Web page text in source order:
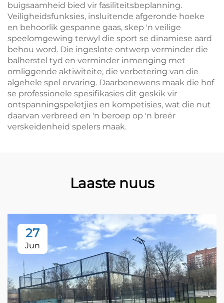
buigsaamheid bied vir fasiliteitsbeplanning.
Veiligheidsfunksies, insluitende afgeronde hoeke
en behoorlik gespanne gaas, skep 'n veilige
speelomgewing terwyl die sport se dinamiese aard
behou word. Die ingeslote ontwerp verminder die
balherstel tyd en verminder inmenging met
omliggende aktiwiteite, die verbetering van die
algehele spel ervaring. Daarbenewens maak die hof
se professionele spesifikasies dit geskik vir
ontspanningspeletjies en kompetisies, wat die nut
daarvan verbreed en 'n beroep op 'n breër
verskeidenheid spelers maak.
Laaste nuus
27
Jun